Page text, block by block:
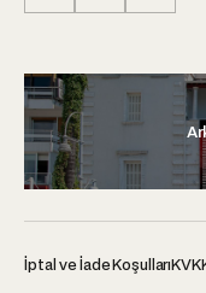
İptal ve İade Koşulları